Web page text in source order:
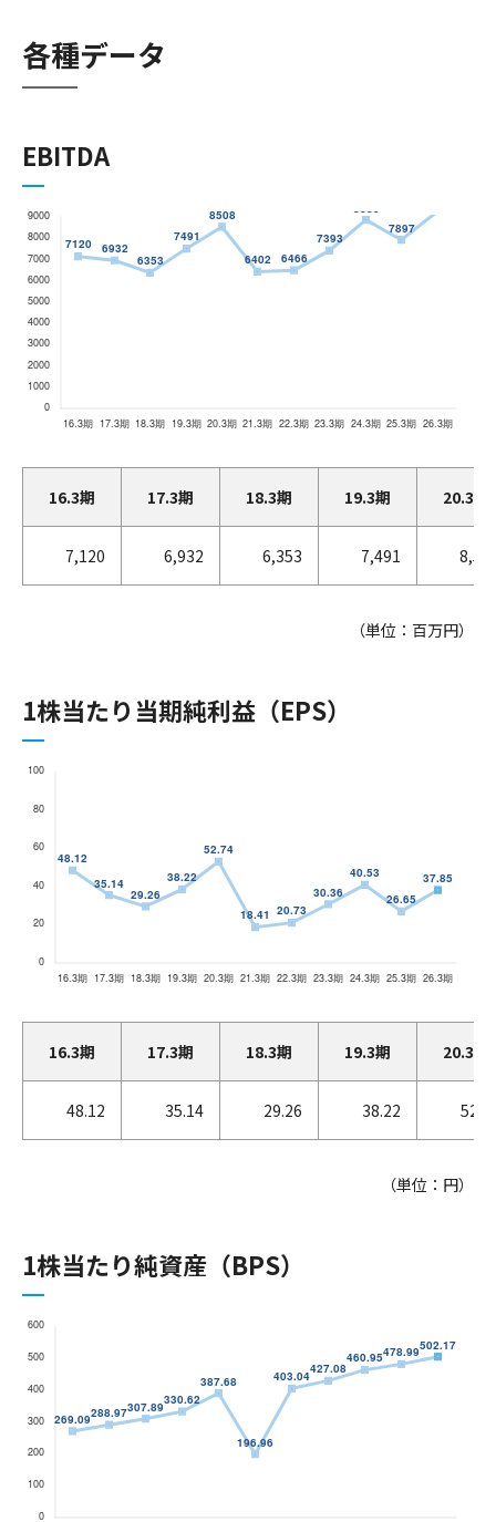
各種データ
EBITDA
16.3期 17.3期 18.3期 19.3期 20.3期
7,120 6,932 6,353 7,491
（単位：百万円）
1株当たり当期純利益（EPS）
16.3期 17.3期 18.3期 19.3期 20.3期
48.12 35.14 29.26 38.22
（単位：円）
1株当たり純資産（BPS）